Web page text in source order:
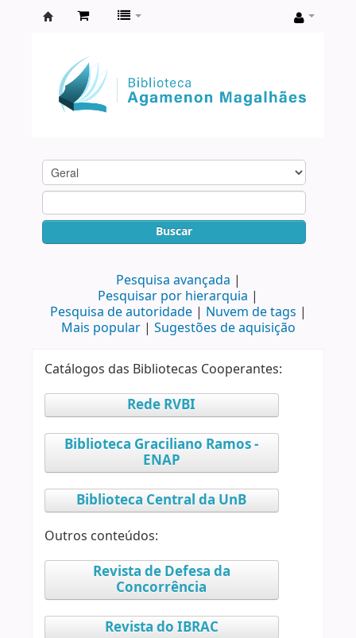
Agamenon
Magalhães
Buscar
Pesquisa avançada
Pesquisar por hierarquia
Pesquisa de autoridade
Nuvem de tags
Mais popular
Sugestões de aquisição
Catálogos das Bibliotecas Cooperantes:
Rede RVBI
Biblioteca Graciliano Ramos -
ENAP
Biblioteca Central da UnB
Outros conteúdos:
Revista de Defesa da
Concorrência
Revista do IBRAC